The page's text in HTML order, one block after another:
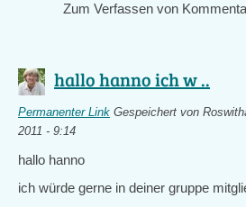
Zum Verfassen von
hallo hanno ich w ..
Permanenter Link Gespeichert von
2011 - 9:14
hallo hanno
ich würde gerne in deiner gruppe